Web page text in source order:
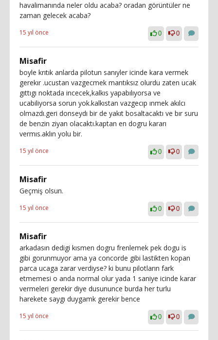
havalimanında neler oldu acaba? oradan görüntüler ne
zaman gelecek acaba?
15 yıl önce 0 0
Misafir
boyle krıtık anlarda pilotun sanıyler icinde kara vermek
gerekır .ucustan vazgecmek mantıksız olurdu zaten ucak
gıttıgı noktada incecek,kalkıs yapabılıyorsa ve
ucabiliyorsa sorun yok.kalkıstan vazgecıp ınmek akılcı
olmazdı.geri donseydı bir de yakıt bosaltacaktı ve bır suru
de benzin ziyan olacaktı.kaptan en dogru kararı
vermıs.aklın yolu bir.
15 yıl önce 0 0
Misafir
Geçmiş olsun.
15 yıl önce 0 0
Misafir
arkadasın dedigi kısmen dogru frenlemek pek dogu is
gibi gorunmuyor ama ya concorde gibi lastikten kopan
parca ucaga zarar verdiyse? ki bunu pilotların fark
etmemesi o anda normal olur yada 1 saniye icinde karar
vermeleri gerekir diye dusununce burda her turlu
harekete saygı duygamk gerekir bence
15 yıl önce 0 0